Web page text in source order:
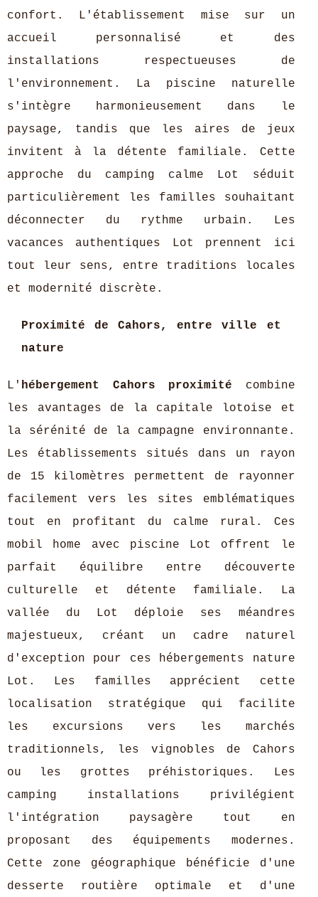
confort. L'établissement mise sur un
accueil personnalisé et des
installations respectueuses de
l'environnement. La piscine naturelle
s'intègre harmonieusement dans le
paysage, tandis que les aires de jeux
invitent à la détente familiale. Cette
approche du camping calme Lot séduit
particulièrement les familles souhaitant
déconnecter du rythme urbain. Les
vacances authentiques Lot prennent ici
tout leur sens, entre traditions locales
et modernité discrète.
Proximité de Cahors, entre ville et
nature
L' hébergement Cahors proximité combine
les avantages de la capitale lotoise et
la sérénité de la campagne environnante.
Les établissements situés dans un rayon
de 15 kilomètres permettent de rayonner
facilement vers les sites emblématiques
tout en profitant du calme rural. Ces
mobil home avec piscine Lot offrent le
parfait équilibre entre découverte
culturelle et détente familiale. La
vallée du Lot déploie ses méandres
majestueux, créant un cadre naturel
d'exception pour ces hébergements nature
Lot. Les familles apprécient cette
localisation stratégique qui facilite
les excursions vers les marchés
traditionnels, les vignobles de Cahors
ou les grottes préhistoriques. Les
camping installations privilégient
l'intégration paysagère tout en
proposant des équipements modernes.
Cette zone géographique bénéficie d'une
desserte routière optimale et d'une